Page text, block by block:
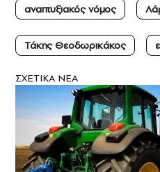
αναπτυξιακός νόμος
Τάκης Θεοδωρικάκος
ΣXETIKA NEA